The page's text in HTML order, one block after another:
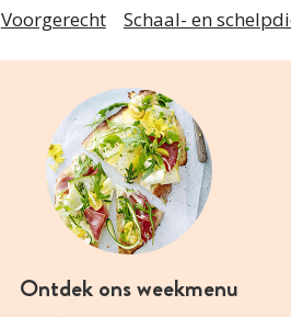
Voorgerecht Schaal- en
Ontdek ons weekmenu